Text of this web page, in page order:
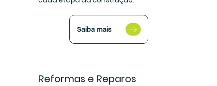
Saiba mais
Reformas e Reparos